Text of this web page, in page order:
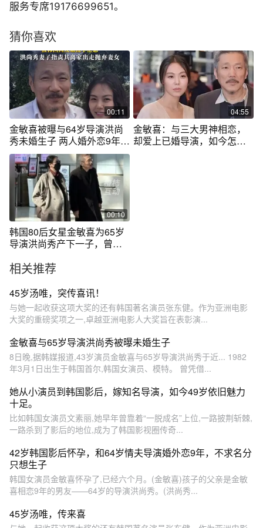
服务专席19176699651。
猜你喜欢
00:11
金敏喜被曝与64岁导演洪尚
秀未婚生子 两人婚外恋9年，
男方大22岁仍未离婚，被韩
国网友痛批不伦恋，洪尚秀
妻子指责其离家出走抛弃妻
女#金敏喜 #金敏喜洪尚秀 #
金敏喜得子
04:55
金敏喜：与三大男神相恋，
却爱上已婚导演，如今怎样
00:10
韩国80后女星金敏喜为65岁
导演洪尚秀产下一子，曾出
敏喜
相关推荐
45岁汤唯，突传喜讯！
与她一起收获这项大奖的还有韩国著名演员张东健。作为亚洲电影
大奖的重磅奖项之一,卓越亚洲电影人大奖旨在表彰演...
金敏喜与65岁导演洪尚秀被曝未婚生子
8日晚,据韩媒报道,43岁演员金敏喜与65岁导演洪尚秀于近... 1982
年3月1日出生于韩国首尔,韩国女演员、模特。 曾凭借...
她从小演员到韩国影后，嫁知名导演，如今49岁依旧魅力
十足。
比如韩国女演员文素丽,她早年曾靠着“一脱成名”上位,一路披荆斩棘,
一路杀到了影后的地位,成为了韩国影视圈传奇...
42岁韩国影后怀孕，和64岁情夫导演婚外恋9年，不求名分
只想生子
韩国女演员金敏喜怀孕了,已经六个月。(金敏喜)孩子的父亲是金敏
喜相恋9年的男友——64岁的导演洪尚秀。(洪尚秀...
45岁汤唯，传来喜